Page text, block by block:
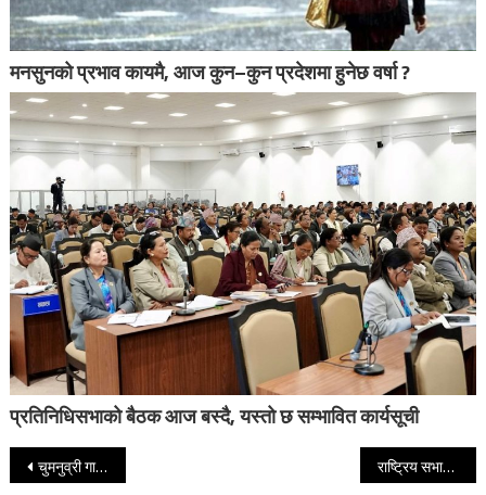
मनसुनको प्रभाव कायमै, आज कुन–कुन प्रदेशमा हुनेछ वर्षा ?
प्रतिनिधिसभाको बैठक आज बस्दै, यस्तो छ सम्भावित कार्यसूची
Post navigation
चुमनुव्री गाउँपालिकाबाट घरदैलो अभियान सुरु गर्दै सुदन राष्ट्रिय सभाको बैठक बस्दै, यस्तो छ कार्यसूची